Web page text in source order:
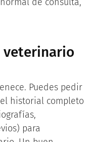
veterinario
Puedes pedir
historial completo
para